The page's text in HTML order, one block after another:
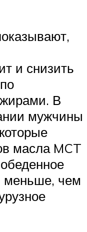
и снизить
В
мужчины
масла MCT
меньше, чем